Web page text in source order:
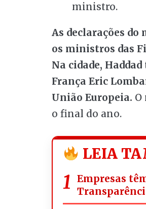
ministro.
As declarações
os ministros das
Na cidade,
França Eric
União Europeia.
o final do ano.
LEIA
Empresas